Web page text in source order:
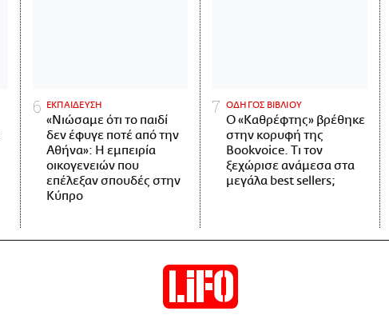
ΕΚΠΑΙΔΕΥΣΗ
«Νιώσαμε ότι το παιδί
δεν έφυγε ποτέ από την
Αθήνα»: Η εμπειρία
οικογενειών που
επέλεξαν σπουδές στην
Κύπρο
ΟΔΗΓΟΣ ΒΙΒΛΙΟΥ
Ο «Καθρέφτης» βρέθηκε
στην κορυφή της
Bookvoice. Τι τον
ξεχώρισε ανάμεσα στα
μεγάλα best sellers;